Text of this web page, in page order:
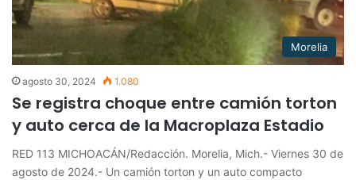
Morelia
agosto 30, 2024 1.080
Se registra choque entre camión torton
y auto cerca de la Macroplaza Estadio
RED 113 MICHOACÁN/Redacción. Morelia, Mich.- Viernes 30 de
agosto de 2024.- Un camión torton y un auto compacto